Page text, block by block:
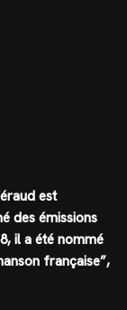
est
des émissions
il a été nommé
française”,